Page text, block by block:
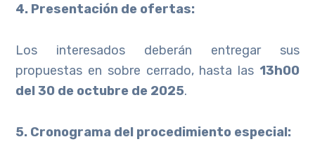
4. Presentación de ofertas:
Los interesados deberán entregar sus
propuestas en sobre cerrado, hasta las 13h00
del 30 de octubre de 2025.
5. Cronograma del procedimiento especial: